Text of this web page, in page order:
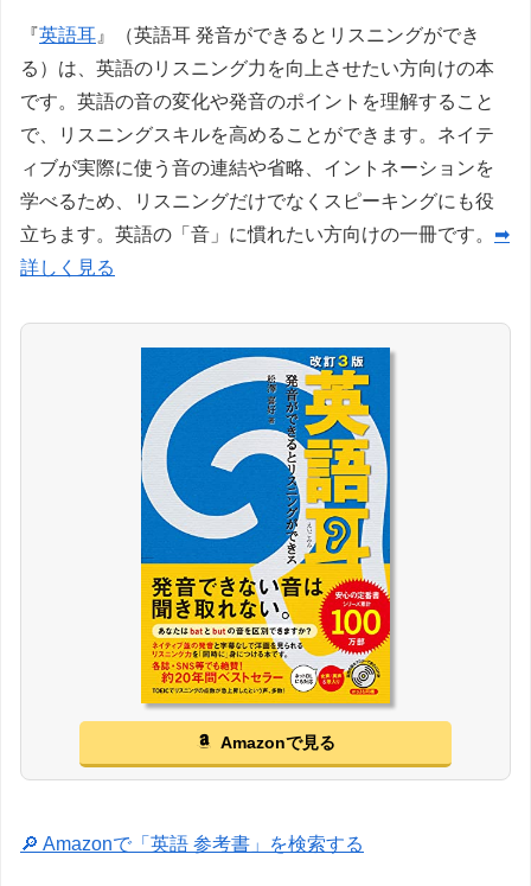
『英語耳 』（英語耳 発音ができるとリスニングができ
る）は、英語のリスニング力を向上させたい方向けの本
です。英語の音の変化や発音のポイントを理解すること
で、リスニングスキルを高めることができます。ネイテ
ィブが実際に使う音の連結や省略、イントネーションを
学べるため、リスニングだけでなくスピーキングにも役
立ちます。英語の「音」に慣れたい方向けの一冊です。 ➡
詳しく見る
Amazonで見る
🔎 Amazonで「英語 参考書」を検索する